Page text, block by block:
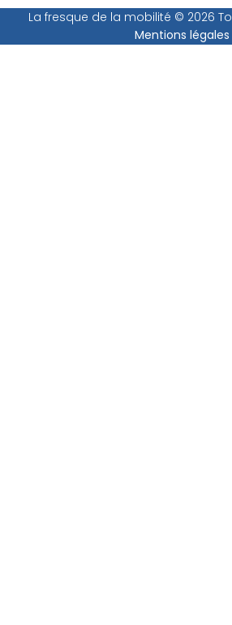
La fresque de la mobilité © 2026
Mentions légales